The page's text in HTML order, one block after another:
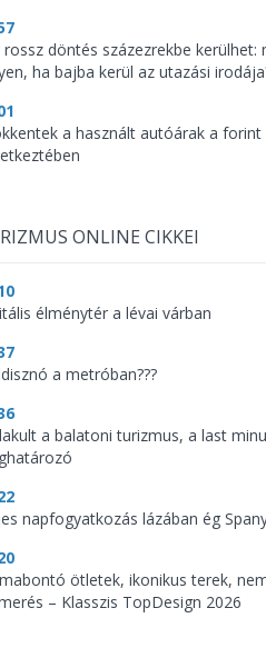
rossz döntés százezrekbe kerülhet:
ha bajba kerül az utazási
a használt autóárak a forint
ONLINE CIKKEI
élménytér a lévai várban
a metróban???
a balatoni turizmus, a last
napfogyatkozás lázában ég
ötletek, ikonikus terek,
– Klasszis TopDesign 2026